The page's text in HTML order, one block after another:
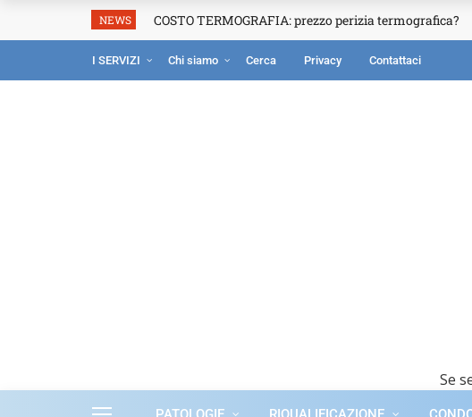
NEWS COSTO TERMOGRAFIA: prezzo perizia termografica?
I SERVIZI Chi siamo Cerca Privacy Contattaci
Se